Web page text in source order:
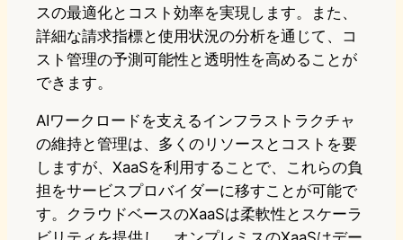
スの最適化とコスト効率を実現します。また、
詳細な請求指標と使用状況の分析を通じて、コ
スト管理の予測可能性と透明性を高めることが
できます。
AIワークロードを支えるインフラストラクチャ
の維持と管理は、多くのリソースとコストを要
しますが、XaaSを利用することで、これらの負
担をサービスプロバイダーに移すことが可能で
す。クラウドベースのXaaSは柔軟性とスケーラ